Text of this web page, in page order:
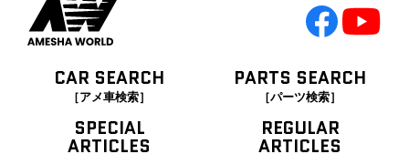
CAR SEARCH
［アメ車検索］
PARTS SEARCH
［パーツ検索］
SPECIAL
ARTICLES
REGULAR
ARTICLES